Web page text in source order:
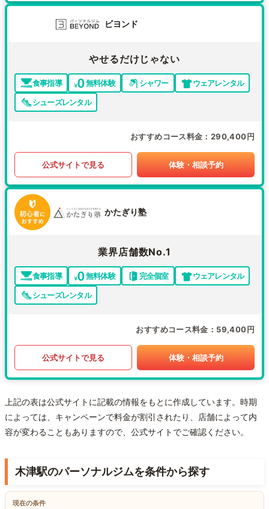
ビヨンド
やせるだけじゃない
食事指導 無料体験 シャワー
ウェアレンタル
シューズレンタル
おすすめコース料金 290,400円
公式サイトで見る 体験・相談予約
かたぎり塾
業界店舗数No.1
食事指導 無料体験 完全個室
ウェアレンタル
シューズレンタル
おすすめコース料金 59,400円
公式サイトで見る 体験・相談予約
上記の表は公式サイトに記載の情報をもとに作成しています。時期
によっては、キャンペーンで料金が割引されたり、店舗によって内
容が変わることもありますので、公式サイトでご確認ください。
木津駅のパーソナルジムを条件から探す
現在の条件